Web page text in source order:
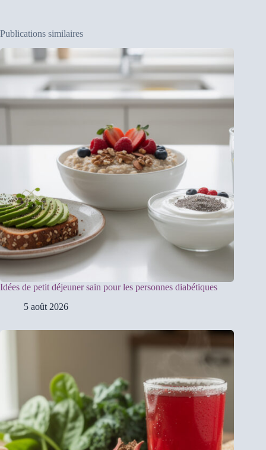
Publications similaires
Idées de petit déjeuner sain pour les personnes diabétiques
5 août 2026